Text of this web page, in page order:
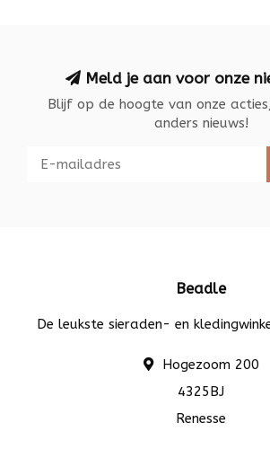
Meld je aan voor onze
Blijf op de hoogte van onze
anders nieuws!
Beadle
De leukste sieraden- en
Hogezoom 200
4325BJ
Renesse